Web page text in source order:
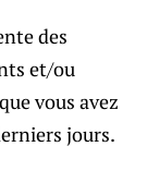
des
et/ou
vous avez
jours.